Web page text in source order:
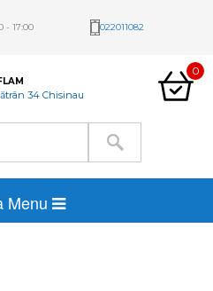
- 17:00 022011082
34 Chisinau
0
Menu